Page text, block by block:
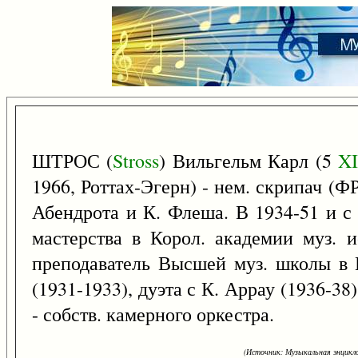
ШТРОС (Stross) Вильгельм Карл (5 XI
1966, Роттах-Эгерн) - нем. скрипач
Абендрота и К. Флеша. В 1934-51 и с
мастерства в Корол. академии муз.
преподаватель Высшей муз. школы
(1931-1933), дуэта с К. Аррау (1936-
- собств. камерного оркестра.
(Источник: Музыкальная